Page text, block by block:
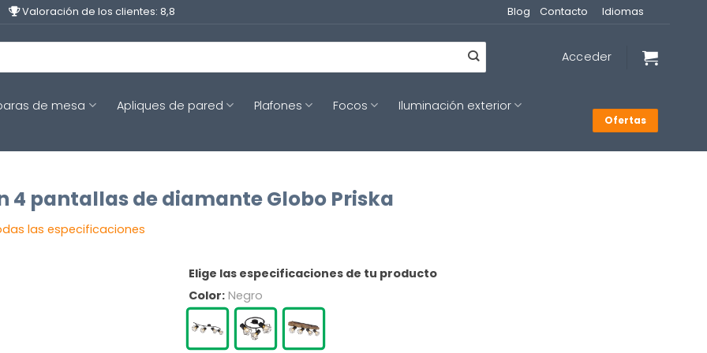
Valoración de los clientes: 8,8 Blog Contacto Idiomas
Acceder
de mesa Apliques de pared Plafones Focos
Iluminación exterior
Ofertas
pantallas de diamante Globo Priska
las especificaciones
Elige las especificaciones de tu producto
Color: Negro